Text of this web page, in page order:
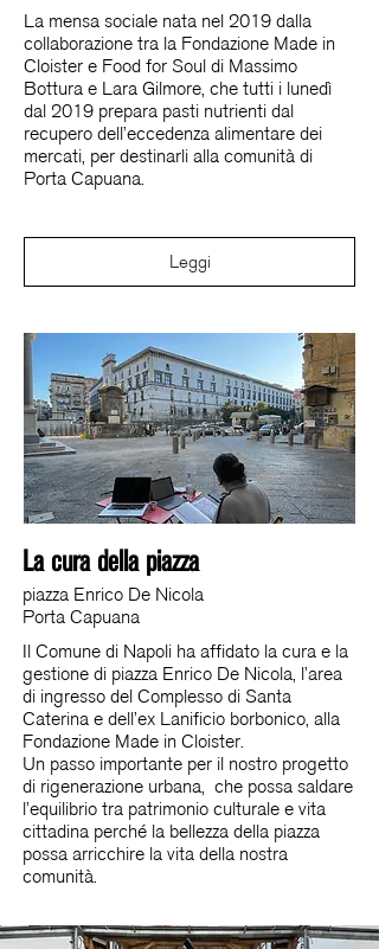
La mensa sociale nata nel 2019 dalla
collaborazione tra la Fondazione Made in
Cloister e Food for Soul di Massimo
Bottura e Lara Gilmore, che tutti i lunedì
dal 2019 prepara pasti nutrienti dal
recupero dell’eccedenza alimentare dei
mercati, per destinarli alla comunità di
Porta Capuana.
Leggi
La cura della piazza
piazza Enrico De Nicola
Porta Capuana
Il Comune di Napoli ha affidato la cura e la
gestione di piazza Enrico De Nicola, l’area
di ingresso del Complesso di Santa
Caterina e dell’ex Lanificio borbonico, alla
Fondazione Made in Cloister.
Un passo importante per il nostro progetto
di rigenerazione urbana, che possa saldare
l’equilibrio tra patrimonio culturale e vita
cittadina perché la bellezza della piazza
possa arricchire la vita della nostra
comunità.